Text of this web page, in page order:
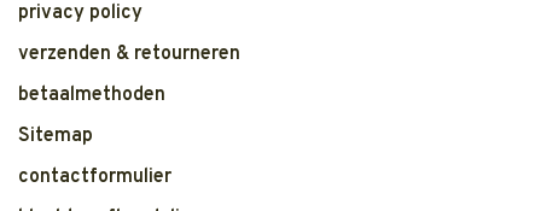
privacy policy
verzenden & retourneren
betaalmethoden
Sitemap
contactformulier